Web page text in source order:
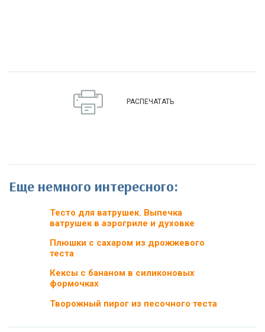
РАСПЕЧАТАТЬ
Еще немного интересного:
Тесто для ватрушек. Выпечка
ватрушек в аэрогриле и духовке
Плюшки с сахаром из дрожжевого
теста
Кексы с бананом в силиконовых
формочках
Творожный пирог из песочного теста